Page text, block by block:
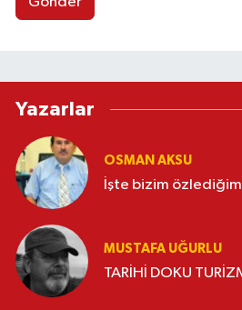
Yazarlar
OSMAN AKSU
İşte bizim
MUSTAFA UĞURLU
TARİHİ DOKU